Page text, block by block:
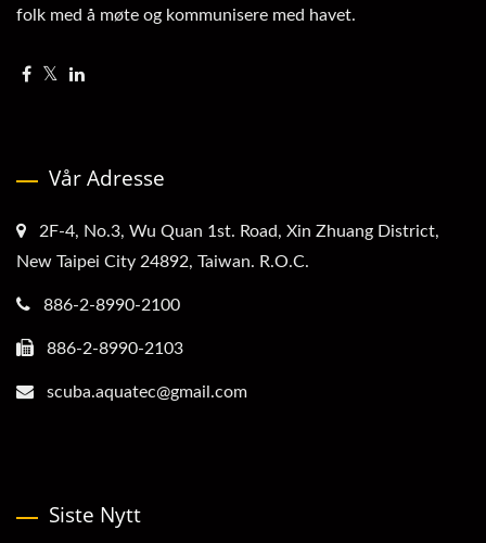
folk med å møte og kommunisere med havet.
Vår Adresse
2F-4, No.3, Wu Quan 1st. Road, Xin Zhuang District,
New Taipei City 24892, Taiwan. R.O.C.
886-2-8990-2100
886-2-8990-2103
scuba.aquatec@gmail.com
Siste Nytt